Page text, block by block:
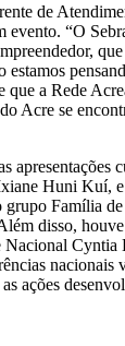
de
evento. “O
que a Rede
Acre se
apresentações
Huni Kuí, e
grupo Família
disso,
Nacional
nacionais
ações